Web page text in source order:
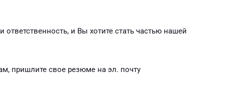
и Вы хотите стать частью нашей
пришлите свое резюме на эл. почту